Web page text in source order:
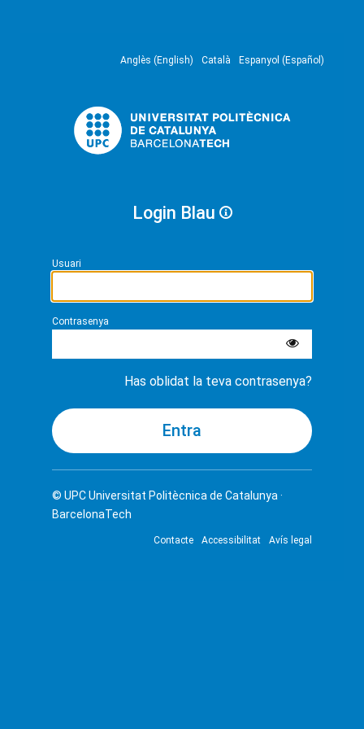
Anglès (English) Català Espanyol (Español)
Login Blau
Usuari
Contrasenya
Has oblidat la teva contrasenya?
© UPCUniversitat Politècnica de Catalunya ·
BarcelonaTech
Contacte Accessibilitat Avís legal